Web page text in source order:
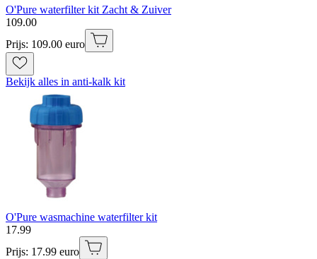
O'Pure waterfilter kit Zacht & Zuiver
109.00
Prijs: 109.00 euro
Bekijk alles in anti-kalk kit
O'Pure wasmachine waterfilter kit
17.99
Prijs: 17.99 euro